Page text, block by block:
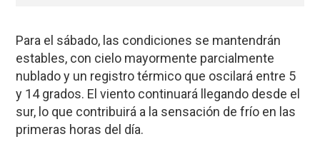
Para el sábado, las condiciones se mantendrán
estables, con cielo mayormente parcialmente
nublado y un registro térmico que oscilará entre 5
y 14 grados. El viento continuará llegando desde el
sur, lo que contribuirá a la sensación de frío en las
primeras horas del día.